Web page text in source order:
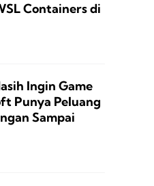
Containers di
Ingin Game
Punya Peluang
Sampai